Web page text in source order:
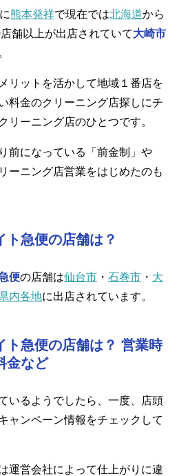
熊本発祥で現在では北海道から
舗以上が出店されていて大崎市
リットを活かして地域１番店を
料金のクリーニング店探しにチ
リーニング店のひとつです。
前になっている「前金制」や
ーニング店営業をはじめたのも
ト急便の店舗は？
便の店舗は仙台市 ・ 石巻市 ・ 大
内各地に出店されています。
ト急便の店舗は？ 営業時
金など
いるようでしたら、一度、店頭
ャンペーン情報をチェックして
運営会社によって仕上がりに違